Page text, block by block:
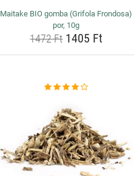
Maitake BIO gomba (Grifola Frondosa)
por, 10g
1472 Ft1405 Ft